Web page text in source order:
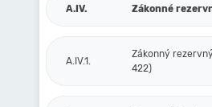
A.IV. Zákonné
A.IV.1.
Zákonný
422)